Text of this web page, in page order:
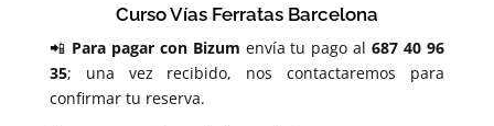
Curso Vías Ferratas Barcelona
📲 Para pagar con Bizum envía tu pago al687 40 96
35; una vez recibido, nos contactaremos para
confirmar tu reserva.